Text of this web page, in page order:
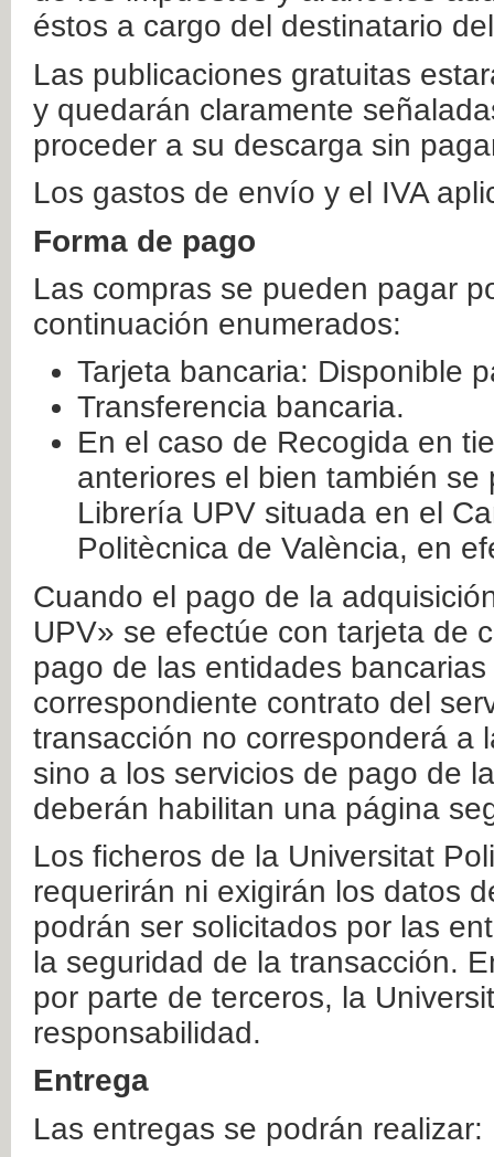
éstos a cargo del destinatario
Las publicaciones gratuitas
y quedarán claramente
proceder a su descarga sin
Los gastos de envío y el IVA
Forma de pago
Las compras se pueden pagar
continuación enumerados:
Tarjeta bancaria: Disponible
Transferencia bancaria.
En el caso de Recogida en
anteriores el bien también
Librería UPV situada en el
Politècnica de València, en
Cuando el pago de la
UPV» se efectúe con tarjeta de
pago de las entidades
correspondiente contrato del
transacción no corresponderá a
sino a los servicios de pago de
deberán habilitan una página
Los ficheros de la Universitat
requerirán ni exigirán los datos
podrán ser solicitados por las
la seguridad de la transacción.
por parte de terceros, la
responsabilidad.
Entrega
Las entregas se podrán realizar: